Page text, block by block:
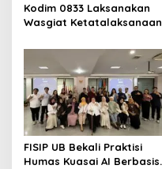
Kodim 0833 Laksanakan
Wasgiat Ketatalaksanaan
FISIP UB Bekali Praktisi
Humas Kuasai AI Berbasis